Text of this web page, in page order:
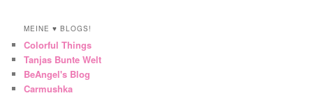
MEINE ♥ BLOGS!
Colorful Things
Tanjas Bunte Welt
BeAngel's Blog
Carmushka